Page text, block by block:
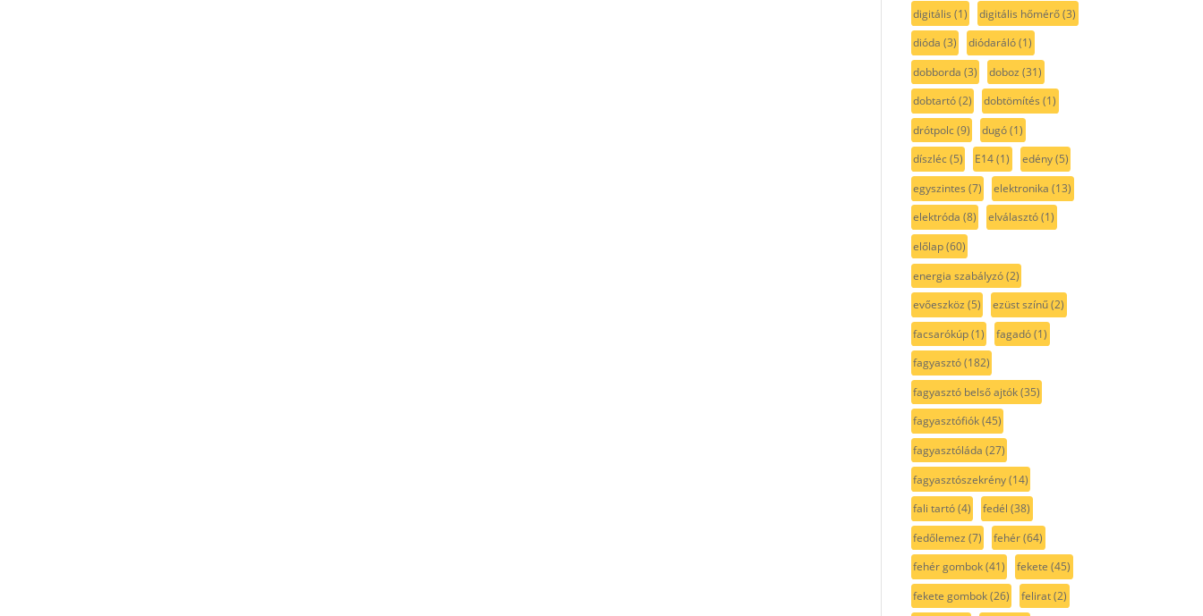
digitális (1) digitális hőmérő(3)
dióda (3) diódaráló(1)
dobborda (3) doboz (31)
dobtartó(2) dobtömítés (1)
drótpolc(9) dugó(1)
díszléc(5) E14(1) edény(5)
egyszintes (7) elektronika (13)
elektróda (8) elválasztó(1)
előlap(60)
energia szabályzó(2)
evőeszköz (5) ezüst színű(2)
facsarókúp(1) fagadó(1)
fagyasztó(182)
fagyasztó belső ajtók(35)
fagyasztófiók(45)
fagyasztóláda (27)
fagyasztószekrény(14)
fali tartó(4) fedél (38)
fedőlemez (7) fehér(64)
fehér gombok(41) fekete (45)
fekete gombok(26) felirat(2)